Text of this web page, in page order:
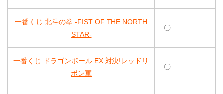
一番くじ 北斗の拳 -FIST OF THE NORTH
STAR-
〇
一番くじ ドラゴンボール EX 対決!レッドリ
ボン軍
〇